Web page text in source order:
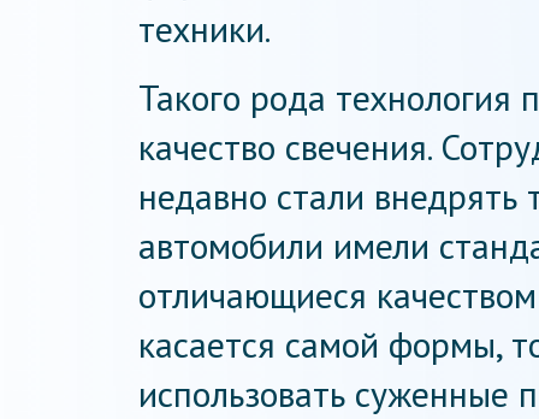
техники.
Такого рода технология
качество свечения.
недавно стали внедрять
автомобили имели
отличающиеся
касается самой формы,
использовать суженные